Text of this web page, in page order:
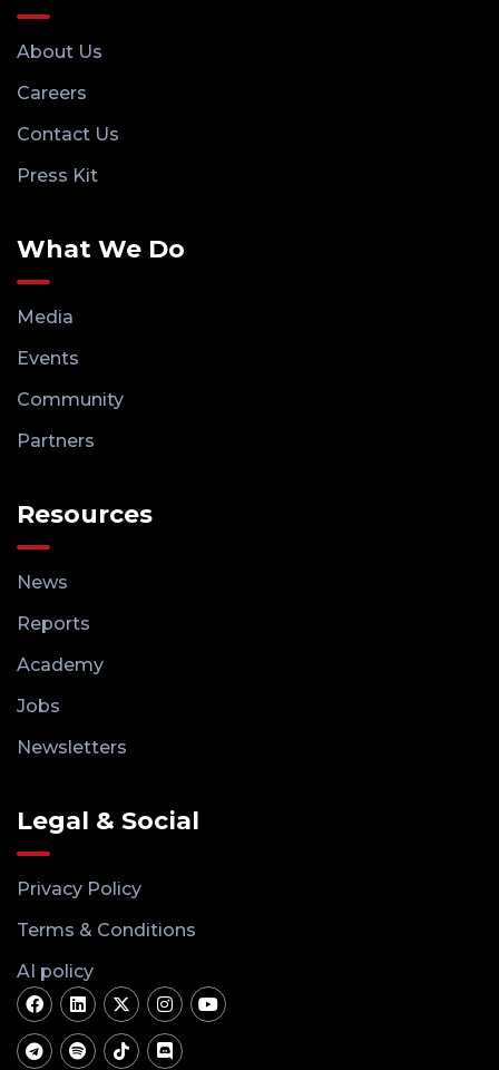
About Us
Careers
Contact Us
Press Kit
What We Do
Media
Events
Community
Partners
Resources
News
Reports
Academy
Jobs
Newsletters
Legal & Social
Privacy Policy
Terms & Conditions
AI policy